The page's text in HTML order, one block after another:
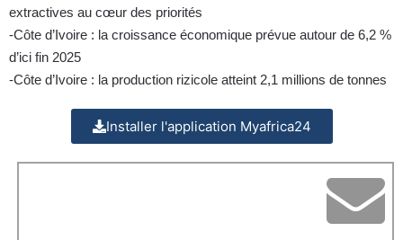
extractives au cœur des priorités
-Côte d’Ivoire : la croissance économique prévue autour de 6,2 %
d’ici fin 2025
-Côte d’Ivoire : la production rizicole atteint 2,1 millions de tonnes
Installer l'application Myafrica24